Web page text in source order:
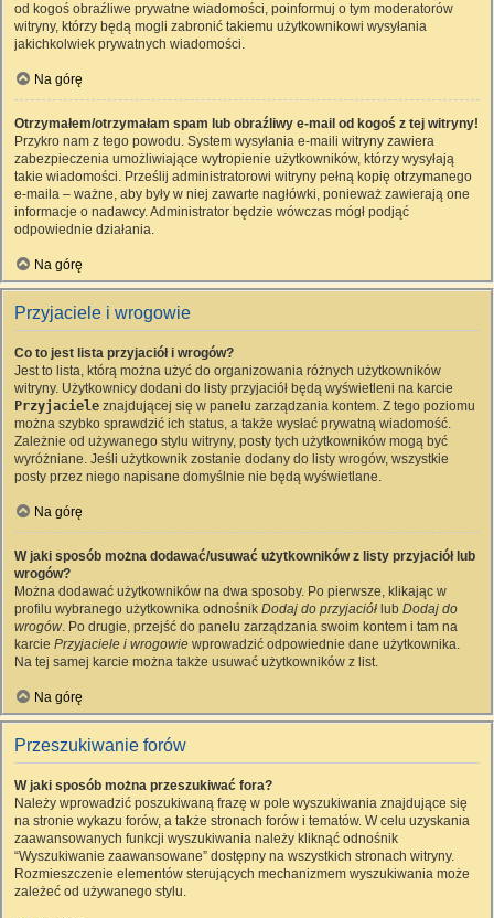
od kogoś obraźliwe prywatne wiadomości, poinformuj o tym moderatorów
witryny, którzy będą mogli zabronić takiemu użytkownikowi wysyłania
jakichkolwiek prywatnych wiadomości.
Na górę
Otrzymałem/otrzymałam spam lub obraźliwy e-mail od kogoś z tej witryny!
Przykro nam z tego powodu. System wysyłania e-maili witryny zawiera
zabezpieczenia umożliwiające wytropienie użytkowników, którzy wysyłają
takie wiadomości. Prześlij administratorowi witryny pełną kopię otrzymanego
e-maila – ważne, aby były w niej zawarte nagłówki, ponieważ zawierają one
informacje o nadawcy. Administrator będzie wówczas mógł podjąć
odpowiednie działania.
Na górę
Przyjaciele i wrogowie
Co to jest lista przyjaciół i wrogów?
Jest to lista, którą można użyć do organizowania różnych użytkowników
witryny. Użytkownicy dodani do listy przyjaciół będą wyświetleni na karcie
Przyjaciele znajdującej się w panelu zarządzania kontem. Z tego poziomu
można szybko sprawdzić ich status, a także wysłać prywatną wiadomość.
Zależnie od używanego stylu witryny, posty tych użytkowników mogą być
wyróżniane. Jeśli użytkownik zostanie dodany do listy wrogów, wszystkie
posty przez niego napisane domyślnie nie będą wyświetlane.
Na górę
W jaki sposób można dodawać/usuwać użytkowników z listy przyjaciół lub
wrogów?
Można dodawać użytkowników na dwa sposoby. Po pierwsze, klikając w
profilu wybranego użytkownika odnośnik Dodaj do przyjaciół lub Dodaj do
wrogów. Po drugie, przejść do panelu zarządzania swoim kontem i tam na
karcie Przyjaciele i wrogowie wprowadzić odpowiednie dane użytkownika.
Na tej samej karcie można także usuwać użytkowników z list.
Na górę
Przeszukiwanie forów
W jaki sposób można przeszukiwać fora?
Należy wprowadzić poszukiwaną frazę w pole wyszukiwania znajdujące się
na stronie wykazu forów, a także stronach forów i tematów. W celu uzyskania
zaawansowanych funkcji wyszukiwania należy kliknąć odnośnik
“Wyszukiwanie zaawansowane” dostępny na wszystkich stronach witryny.
Rozmieszczenie elementów sterujących mechanizmem wyszukiwania może
zależeć od używanego stylu.